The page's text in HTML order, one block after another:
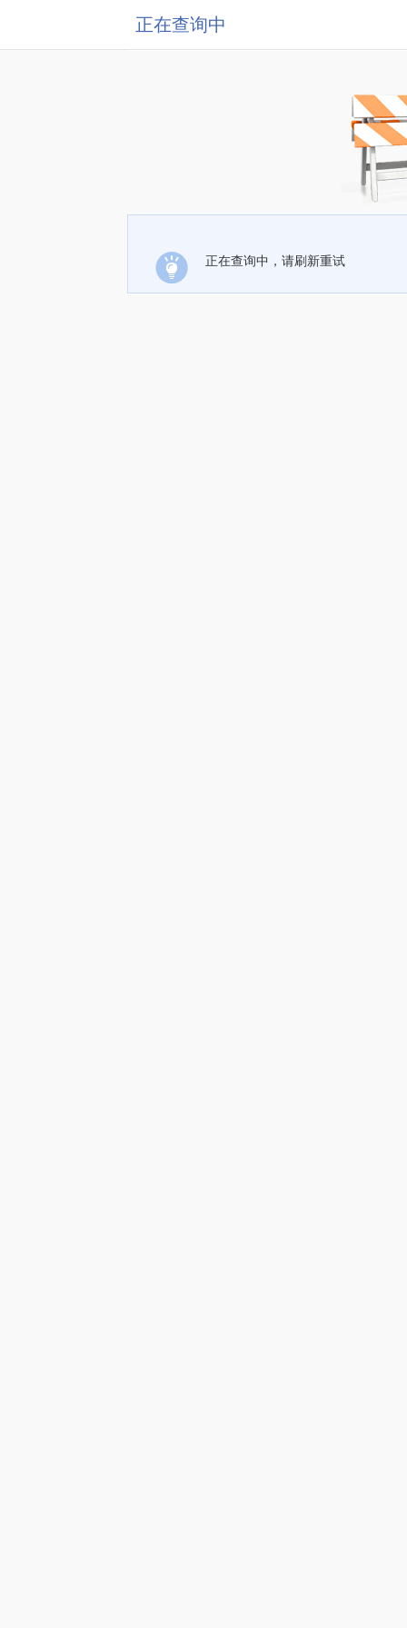
正在查询中
正在查询中，请刷新重试